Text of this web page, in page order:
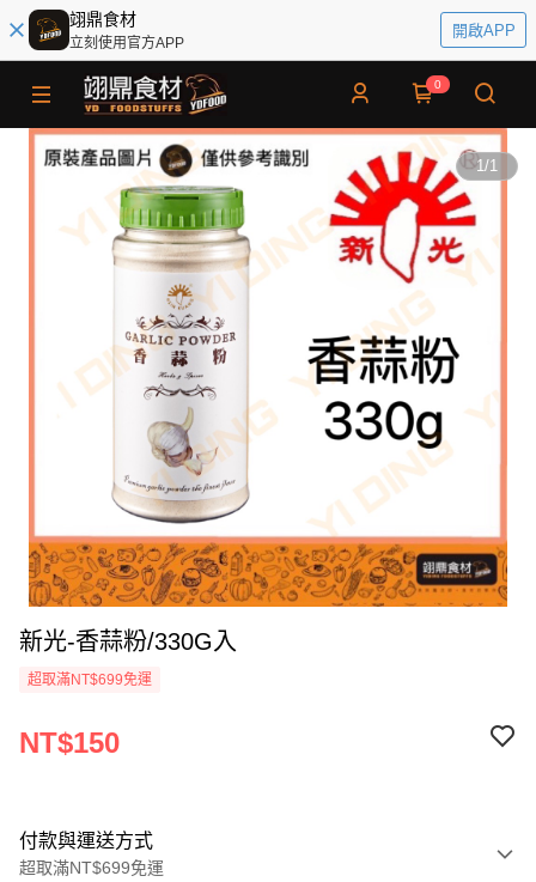
翊鼎食材
立刻使用官方APP
開啟APP
0
1/1
新光-香蒜粉/330G入
超取滿NT$699免運
NT$150
付款與運送方式
超取滿NT$699免運